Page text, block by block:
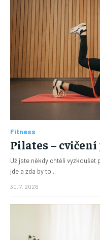
Fitness
Pilates –
Už jste někdy chtěli vyzkoušet
jde a zda by to...
30. 7. 2026